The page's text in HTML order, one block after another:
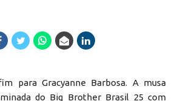
para Gracyanne Barbosa. A musa
do Big Brother Brasil 25 com